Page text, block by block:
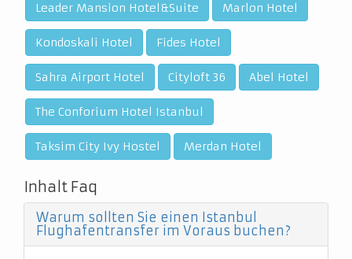
Leader Mansion Hotel&Suite Marlon Hotel
Kondoskali Hotel Fides Hotel
Sahra Airport Hotel Cityloft 36 Abel Hotel
The Conforium Hotel Istanbul
Taksim City Ivy Hostel Merdan Hotel
Inhalt Faq
Warum sollten Sie einen Istanbul
Flughafentransfer im Voraus buchen?